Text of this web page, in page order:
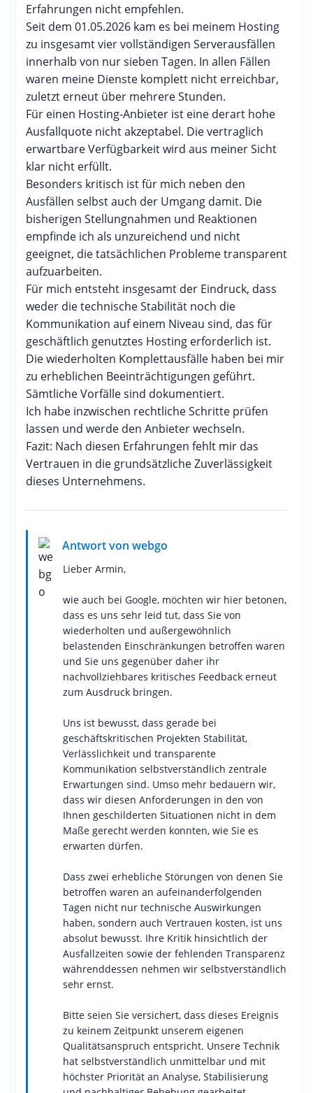
Erfahrungen nicht empfehlen.
Seit dem 01.05.2026 kam es bei meinem Hosting
zu insgesamt vier vollständigen Serverausfällen
innerhalb von nur sieben Tagen. In allen Fällen
waren meine Dienste komplett nicht erreichbar,
zuletzt erneut über mehrere Stunden.
Für einen Hosting-Anbieter ist eine derart hohe
Ausfallquote nicht akzeptabel. Die vertraglich
erwartbare Verfügbarkeit wird aus meiner Sicht
klar nicht erfüllt.
Besonders kritisch ist für mich neben den
Ausfällen selbst auch der Umgang damit. Die
bisherigen Stellungnahmen und Reaktionen
empfinde ich als unzureichend und nicht
geeignet, die tatsächlichen Probleme transparent
aufzuarbeiten.
Für mich entsteht insgesamt der Eindruck, dass
weder die technische Stabilität noch die
Kommunikation auf einem Niveau sind, das für
geschäftlich genutztes Hosting erforderlich ist.
Die wiederholten Komplettausfälle haben bei mir
zu erheblichen Beeinträchtigungen geführt.
Sämtliche Vorfälle sind dokumentiert.
Ich habe inzwischen rechtliche Schritte prüfen
lassen und werde den Anbieter wechseln.
Fazit: Nach diesen Erfahrungen fehlt mir das
Vertrauen in die grundsätzliche Zuverlässigkeit
dieses Unternehmens.
Antwort von webgo
Lieber Armin,
wie auch bei Google, möchten wir hier betonen,
dass es uns sehr leid tut, dass Sie von
wiederholten und außergewöhnlich
belastenden Einschränkungen betroffen waren
und Sie uns gegenüber daher ihr
nachvollziehbares kritisches Feedback erneut
zum Ausdruck bringen.
Uns ist bewusst, dass gerade bei
geschäftskritischen Projekten Stabilität,
Verlässlichkeit und transparente
Kommunikation selbstverständlich zentrale
Erwartungen sind. Umso mehr bedauern wir,
dass wir diesen Anforderungen in den von
Ihnen geschilderten Situationen nicht in dem
Maße gerecht werden konnten, wie Sie es
erwarten dürfen.
Dass zwei erhebliche Störungen von denen Sie
betroffen waren an aufeinanderfolgenden
Tagen nicht nur technische Auswirkungen
haben, sondern auch Vertrauen kosten, ist uns
absolut bewusst. Ihre Kritik hinsichtlich der
Ausfallzeiten sowie der fehlenden Transparenz
währenddessen nehmen wir selbstverständlich
sehr ernst.
Bitte seien Sie versichert, dass dieses Ereignis
zu keinem Zeitpunkt unserem eigenen
Qualitätsanspruch entspricht. Unsere Technik
hat selbstverständlich unmittelbar und mit
höchster Priorität an Analyse, Stabilisierung